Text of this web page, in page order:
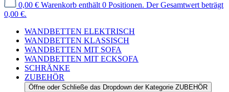
0,00 € Warenkorb enthält 0 Positionen. Der Gesamtwert beträgt
0,00 €.
WANDBETTEN ELEKTRISCH
WANDBETTEN KLASSISCH
WANDBETTEN MIT SOFA
WANDBETTEN MIT ECKSOFA
SCHRÄNKE
ZUBEHÖR
Öffne oder Schließe das Dropdown der Kategorie ZUBEHÖR